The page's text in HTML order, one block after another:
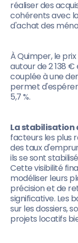
réaliser des
cohérents avec
d'achat des
À Quimper, le
autour de 2 138
couplée à une
permet
5,7 %.
La stabilisation
facteurs les plus
des taux
ils se sont
Cette visibilité
modéliser leurs
précision et de
significative. Les
sur les dossiers,
projets locatifs